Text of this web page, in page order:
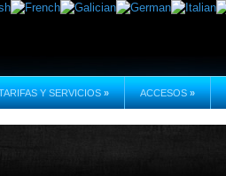
Y SERVICIOS » ACCESOS »